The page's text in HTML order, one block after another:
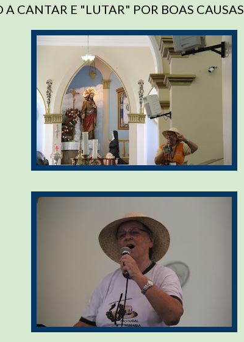
CANTAR E "LUTAR" POR BOAS CAUSAS